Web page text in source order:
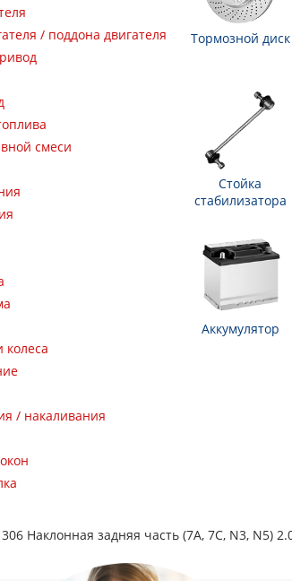
/ поддона двигателя
смеси
колеса
/ накаливания
Тормозной диск
Стойка
стабилизатора
Аккумулятор
Наклонная задняя часть (7A, 7C, N3, N5)